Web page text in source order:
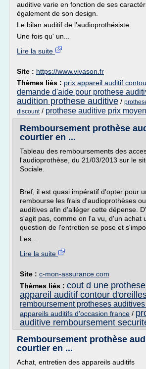
auditive varie en fonction de ses
également de son design.
Le bilan auditif de l'audioprothésiste
Une fois qu' un...
Lire la suite
Site : https://www.vivason.fr
Thèmes liés : prix appareil auditif
demande d'aide pour prothese
audition prothese auditive /
discount/ prothese auditive prix moyen
Remboursement prothèse
courtier en ...
Tableau des remboursements des
l'audioprothèse, du 21/03/2013 sur le
Sociale.
Bref, il est quasi impératif d'opter pour
rembourse les frais d'audioprothèses
auditives afin d'alléger cette dépense.
s'agit pas, comme on l'a vu, d'un achat
question de l'entretien se pose et
Les...
Lire la suite
Site : c-mon-assurance.com
Thèmes liés : cout d une
appareil auditif contour
remboursement protheses
appareils auditifs d'occasion france /
auditive remboursement
Remboursement prothèse
courtier en ...
Achat, entretien des appareils auditifs